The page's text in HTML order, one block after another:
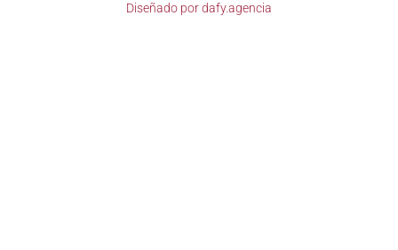
Diseñado pordafy.agencia